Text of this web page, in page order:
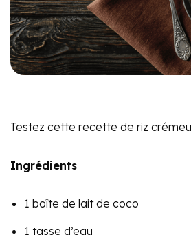
Testez cette recette de riz
Ingrédients
1 boîte de lait de coco
1 tasse d’eau